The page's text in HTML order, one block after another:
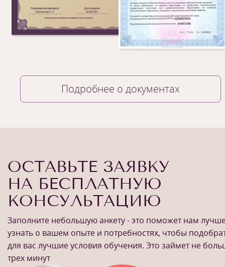
Подробнее о документах
ОСТАВЬТЕ ЗАЯВКУ
НА БЕСПЛАТНУЮ
КОНСУЛЬТАЦИЮ
Заполните небольшую анкету - это поможет нам
узнать о вашем опыте и потребностях, чтобы
для вас лучшие условия обучения. Это займет не
трех минут